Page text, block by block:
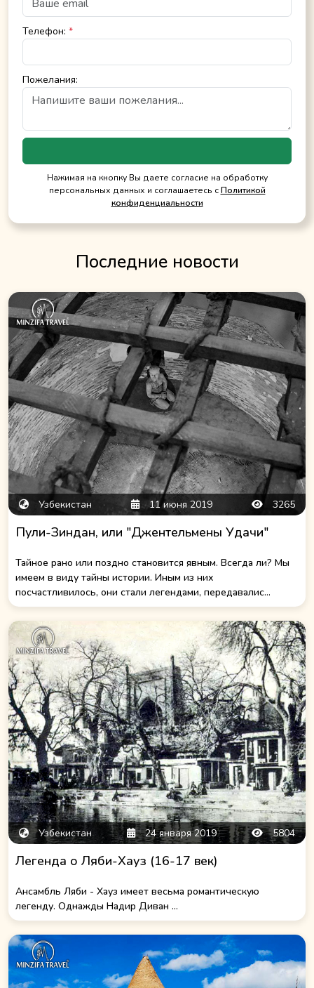
Телефон: *
Пожелания:
Нажимая на кнопку Вы даете согласие на обработку
персональных данных и соглашаетесь сПолитикой
конфиденциальности
Последние новости
Узбекистан 11 июня 2019 3265
Пули-Зиндан, или "Джентельмены Удачи"
Тайное рано или поздно становится явным. Всегда ли? Мы
имеем в виду тайны истории. Иным из них
посчастливилось, они стали легендами, передавалис...
Узбекистан 24 января 2019 5804
Легенда о Ляби-Хауз (16-17 век)
Ансамбль Ляби - Хауз имеет весьма романтическую
легенду. Однажды Надир Диван ...